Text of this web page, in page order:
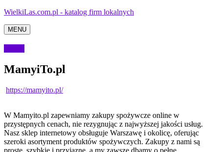
WielkiLas.com.pl - katalog firm lokalnych
MENU
MamyiTo.pl
https://mamyito.pl/
W Mamyito.pl zapewniamy zakupy spożywcze online w
przystępnych cenach, nie rezygnując z najwyższej jakości usług.
Nasz sklep internetowy obsługuje Warszawę i okolicę, oferując
szeroki asortyment produktów spożywczych. Zakupy z nami są
proste, szybkie i przyjazne, a my zawsze dbamy o pełne